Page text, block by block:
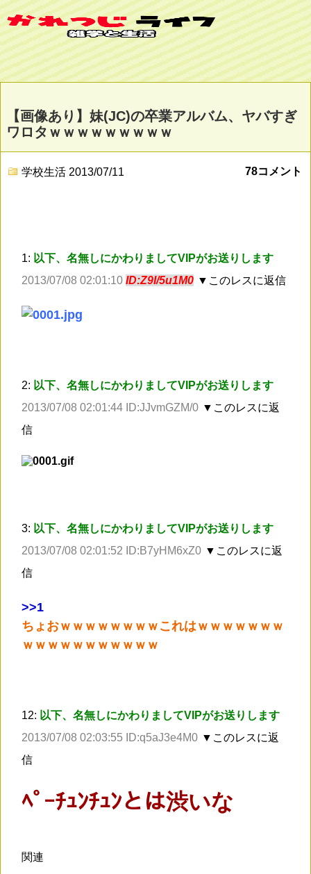
【画像あり】妹(JC)の卒業アルバム、ヤバすぎ
ワロタｗｗｗｗｗｗｗｗｗ
学校生活 2013/07/11 78コメント
1: 以下、名無しにかわりましてVIPがお送りします
2013/07/08 02:01:10 ID:Z9I/5u1M0 ▼このレスに返信
2: 以下、名無しにかわりましてVIPがお送りします
2013/07/08 02:01:44 ID:JJvmGZM/0 ▼このレスに返
信
3: 以下、名無しにかわりましてVIPがお送りします
2013/07/08 02:01:52 ID:B7yHM6xZ0 ▼このレスに返
信
>>1
ちょおｗｗｗｗｗｗｗｗこれはｗｗｗｗｗｗｗ
ｗｗｗｗｗｗｗｗｗｗｗ
12: 以下、名無しにかわりましてVIPがお送りします
2013/07/08 02:03:55 ID:q5aJ3e4M0 ▼このレスに返
信
ﾍﾟｰﾁｭﾝﾁｭﾝとは渋いな
関連